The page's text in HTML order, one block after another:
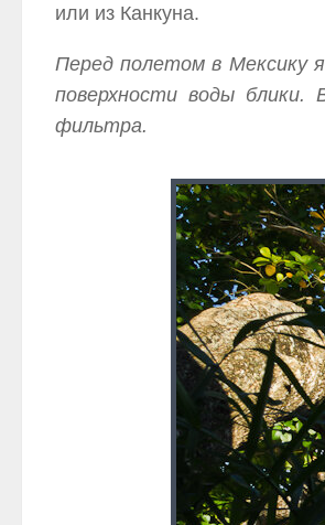
или из Канкуна.
Перед полетом в Мексику
поверхности воды блики.
фильтра.